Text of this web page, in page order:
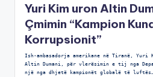
Yuri Kim uron Altin
Çmimin “Kampion
Korrupsionit”
Ish-ambasadorja amerikane në Tiranë, Yuri
Altin Dumani, për vlerësimin e tij nga
një nga dhjetë kampionët globalë të